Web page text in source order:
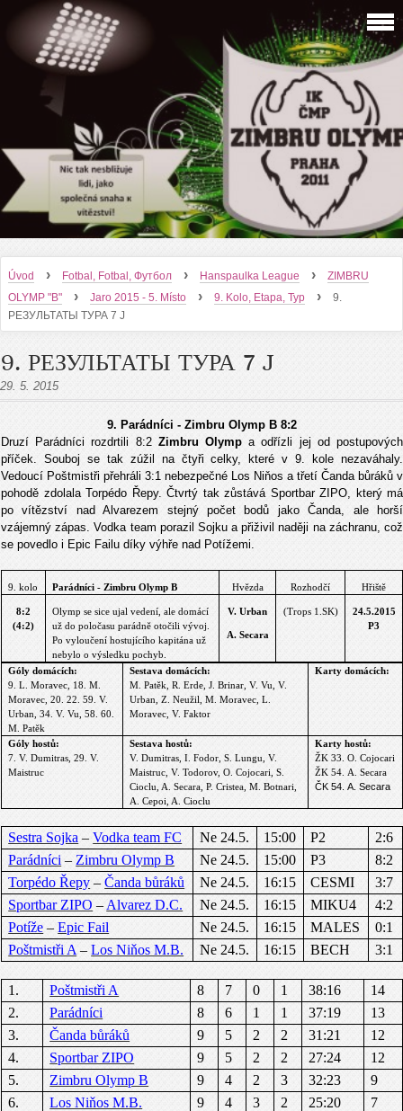
Úvod › Fotbal, Fotbal, Футбол › Hanspaulka League ›
ZIMBRU
OLYMP "B"
› Jaro 2015 - 5. Místo › 9. Kolo, Etapa, Тур ›
9.
РЕЗУЛЬТАТЫ ТУРА 7 J
9. РЕЗУЛЬТАТЫ ТУРА 7 J
29. 5. 2015
9. Parádníci - Zimbru Olymp B 8:2
Druzí Parádníci rozdrtili 8:2 Zimbru Olymp a odřízli jej od postupových
příček. Souboj se tak zúžil na čtyři celky, které v 9. kole nezaváhaly.
Vedoucí Poštmistři přehráli 3:1 nebezpečné Los Niňos a třetí Čanda bůráků v
pohodě zdolala Torpédo Řepy. Čtvrtý tak zůstává Sportbar ZIPO, který má
po vítězství nad Alvarezem stejný počet bodů jako Čanda, ale horší
vzájemný zápas. Vodka team porazil Sojku a přiživil naději na záchranu, což
se povedlo i Epic Failu díky výhře nad Potížemi.
9. kolo Parádníci - Zimbru Olymp B Hvězda Rozhodčí Hřiště
8:2
(4:2)
Olymp se sice ujal vedení, ale domácí
už do poločasu parádně otočili vývoj.
Po vyloučení hostujícího kapitána už
nebylo o výsledku pochyb.
V. Urban
A. Secara
(Trops 1.SK)
24.5.2015
P3
Góly domácích:
9. L. Moravec, 18. M.
Moravec, 20. 22. 59. V.
Urban, 34. V. Vu, 58. 60.
M. Patěk
Sestava domácích:
M. Patěk, R. Erde, J. Brinar, V. Vu, V.
Urban, Z. Neužil, M. Moravec, L.
Moravec, V. Faktor
Karty domácích:
Góly hostů:
7. V. Dumitras, 29. V.
Maistruc
Sestava hostů:
V. Dumitras, I. Fodor, S. Lungu, V.
Maistruc, V. Todorov, O. Cojocari, S.
Cioclu, A. Secara, P. Cristea, M. Botnari,
A. Cepoi, A. Cioclu
Karty hostů:
ŽK 33. O. Cojocari
ŽK 54. A. Secara
ČK 54. A. Secara
Sestra Sojka –Vodka team FC Ne 24.5. 15:00 P2
2:6
Parádníci – Zimbru Olymp B Ne 24.5. 15:00 P3
8:2
Torpédo Řepy –Čanda bůráků Ne 24.5. 16:15 CESMI
3:7
Sportbar ZIPO – Alvarez D.C. Ne 24.5. 16:15 MIKU4
4:2
Potíže–Epic Fail Ne 24.5. 16:15 MALES
0:1
Poštmistři A –Los Niňos M.B. Ne 24.5. 16:15 BECH 3:1
1. Poštmistři A 8 7 0 1 38:16
14
2.
Parádníci 8 6 1 1 37:19
13
3.
Čanda bůráků 9 5 2 2 31:21
12
4.
Sportbar ZIPO 9 5 2 2 27:24
12
5.
Zimbru Olymp B 9 4 2 3 32:23
9
6.
Los Niňos M.B. 9 4 3 2 25:20
7